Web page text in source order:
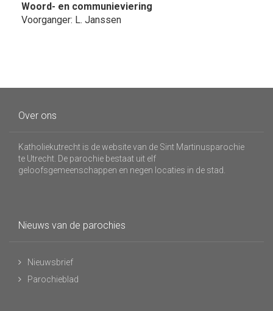
Woord- en communieviering
Voorganger: L. Janssen
Over ons
Katholiekutrecht is de website van de Sint Martinusparochie
te Utrecht. De parochie bestaat uit elf
geloofsgemeenschappen en negen locaties in de stad.
Nieuws van de parochies
Nieuwsbrief
Parochieblad